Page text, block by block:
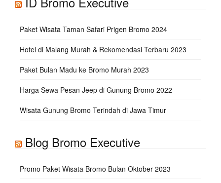
Paket Wisata Taman Safari Prigen Bromo 2024
Hotel di Malang Murah & Rekomendasi Terbaru 2023
Paket Bulan Madu ke Bromo Murah 2023
Harga Sewa Pesan Jeep di Gunung Bromo 2022
Wisata Gunung Bromo Terindah di Jawa Timur
Blog Bromo Executive
Promo Paket Wisata Bromo Bulan Oktober 2023